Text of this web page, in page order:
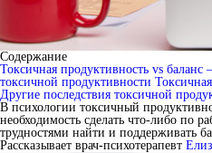
Содержание
Токсичная продуктивность vs
токсичной продуктивности
Другие последствия токсичной
В психологии токсичный
необходимость сделать что-либо по
трудностями найти и поддерживать
Рассказывает врач-психотерапевт